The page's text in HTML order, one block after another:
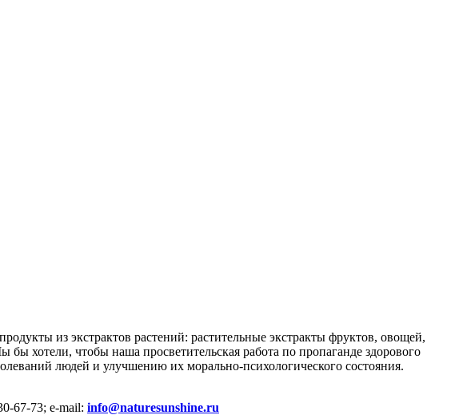
из экстрактов растений: растительные экстракты фруктов, овощей,
хотели, чтобы наша просветительская работа по пропаганде здорового
людей и улучшению их морально-психологического состояния.
67-73; e-mail: info@naturesunshine.ru